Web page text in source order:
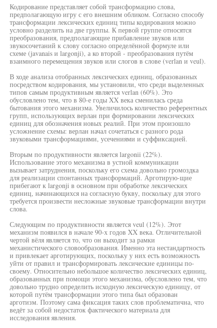
Кодирование представляет собой трансформацию слова,
предполагающую игру с его внешним обликом. Согласно способу
трансформации лексических единиц типы кодирования можно
условно разделить на две группы. К первой группе относятся
преобразования, предполагающие прибавление звуков или
звукосочетаний к слову согласно определённой формуле или
схеме (javanais и largonji), а ко второй - преобразования путём
взаимного перемещения звуков или слогов в слове (verlan и veul).
В ходе анализа отобранных лексических единиц, образованных
посредством кодирования, мы установили, что среди выделенных
типов самым продуктивным является verlan (60%). Это
обусловлено тем, что в 80-е годы XX века сменилась среда
бытования этого механизма. Увеличилось количество референтных
групп, использующих верлан при формировании лексических
единиц для обозначения новых реалий. При этом произошло
усложнение схемы: верлан начал сочетаться с разного рода
звуковыми трансформациями, усечениями и суффиксацией.
Вторым по продуктивности является largonii (22%).
Использование этого механизма в устной коммуникации
вызывает затруднения, поскольку его схема довольно громоздка
для реализации спонтанных трансформаций. Арготирую-щие
прибегают к largonji в основном при обработке лексических
единиц, начинающихся на согласную букву, поскольку для этого
требуется произвести несложные звуковые трансформации внутри
слова.
Следующим по продуктивности является veul (12%). Этот
механизм появился в начале 90-х годов XX века. Отличительной
чертой вёля является то, что он выходит за рамки
механистического словообразования. Именно эта нестандартность
и привлекает арготирующих, поскольку у них есть возможность
уйти от правил и трансформировать лексические единицы по-
своему. Относительно небольшое количество лексических единиц,
образованных при помощи этого механизма, обусловлено тем, что
довольно трудно определить исходную лексическую единицу, от
которой путём трансформации этого типа был образован
арготизм. Поэтому сама фиксация таких слов проблематична, что
ведёт за собой недостаток фактического материала для
исследования явления.